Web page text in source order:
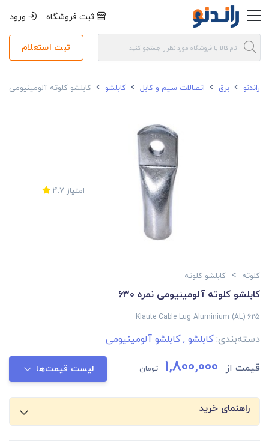
ثبت فروشگاه ورود
ثبت استعلام
راندنو برق اتصالات سیم و کابل کابلشو کابلشو کلوته آلومینیومی نمره
امتیاز 4.7
کلوته > کابلشو کلوته
کابلشو کلوته آلومینیومی نمره 630
Klaute Cable Lug Aluminium (AL) 625
دسته‌بندی:کابلشو ,کابلشو آلومینیومی
قیمت از 1,800,000 تومان لیست قیمت‌ها
راهنمای خرید